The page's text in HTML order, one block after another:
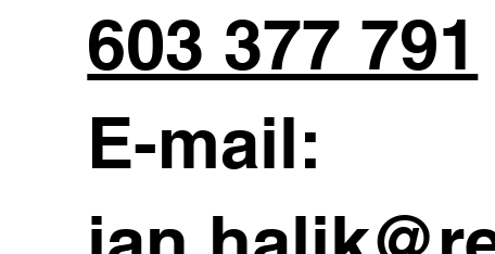
603 377 791
E-mail: